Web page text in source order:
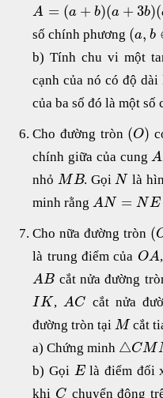
A = (a + b)(a + 3b)(
số chính phương (a, b
b) Tính chu vi một
cạnh của nó có độ
của ba số đó là một số
Cho đường tròn (O)
chính giữa của cungA
nhỏMB. GọiN là
minh rằngAN = NE
Cho nữa đường tròn (
là trung điểm của OA
AB cắt nửa đường
IK ,AC cắt nửa
đường tròn tạiM cắt
a) Chứng minh △CM
b) Gọi Elà điểm đối
khi C chuyển động